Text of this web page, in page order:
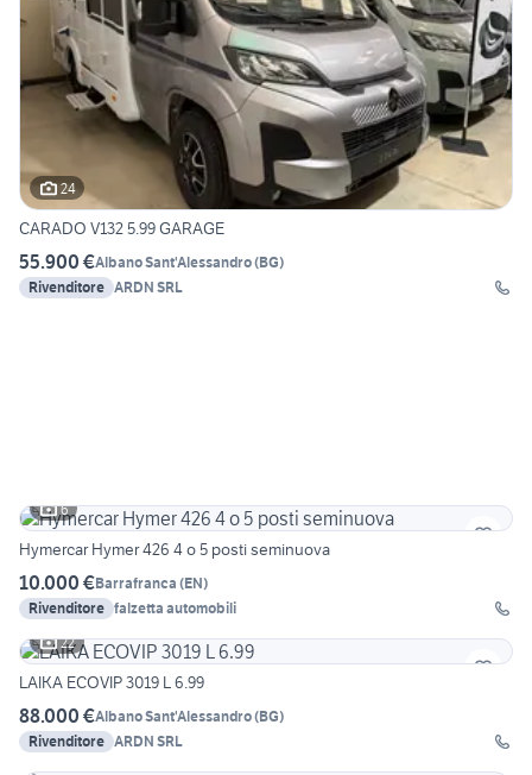
24
CARADO V132 5.99 GARAGE
55.900 €Albano Sant'Alessandro(BG)
Rivenditore ARDN SRL
6
Hymercar Hymer 426 4 o 5 posti seminuova
10.000 €Barrafranca (EN)
Rivenditore falzetta automobili
22
LAIKA ECOVIP 3019 L 6.99
88.000 €Albano Sant'Alessandro(BG)
Rivenditore ARDN SRL